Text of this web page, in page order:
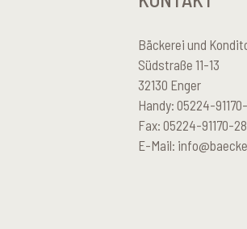
Bäckerei und
Südstraße 11-13
32130 Enger
Handy: 05224-
Fax: 05224-91170-28
E-Mail: